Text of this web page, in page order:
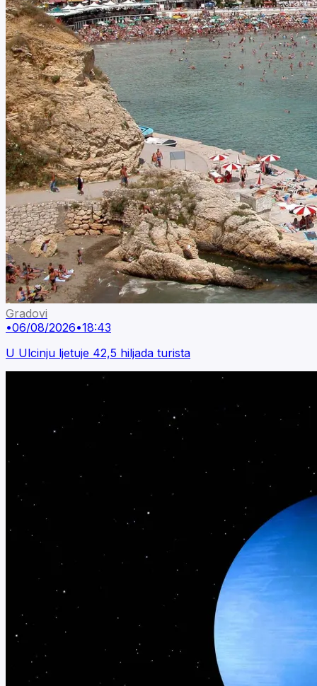
Gradovi
•06/08/2026•18:43
U Ulcinju ljetuje 42,5 hiljada turista